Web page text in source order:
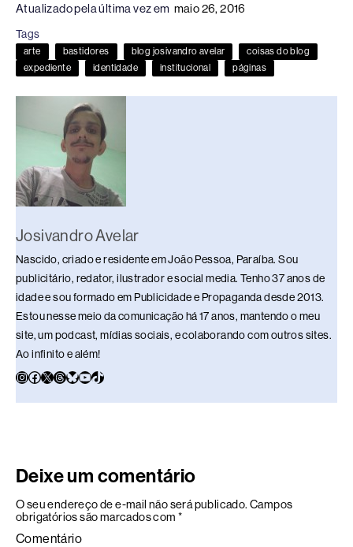
e
b
o
o
a
d
s
e
dI
n
sk
y
s
A
p
p
y
Li
n
k
Atualizado pela última vez em maio 26, 2016
Tags
arte bastidores blog josivandro avelar
coisas do blog
expediente
identidade institucional páginas
Josivandro Avelar
Nascido, criado e residente em João Pessoa, Paraíba. Sou
publicitário, redator, ilustrador e social media. Tenho 37 anos de
idade e sou formado em Publicidade e Propaganda desde 2013.
Estou nesse meio da comunicação há 17 anos, mantendo o meu
site, um podcast, mídias sociais, e colaborando com outros sites.
Ao infinito e além!
Deixe um comentário
O seu endereço de e-mail não será publicado. Campos
obrigatórios são marcados com *
Comentário